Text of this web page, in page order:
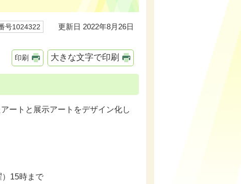
号1024322 更新日 2022年8月26日
印刷 大きな文字で印刷
ートと展示アートをデザイン化し
15時まで